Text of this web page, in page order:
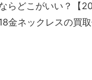
らどこがいい？【
金ネックレスの買